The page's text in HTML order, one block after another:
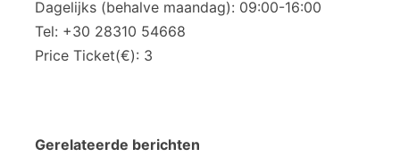
Dagelijks (behalve maandag): 09:00-16:00
Tel: +30 28310 54668
Price Ticket(€): 3
Gerelateerde berichten